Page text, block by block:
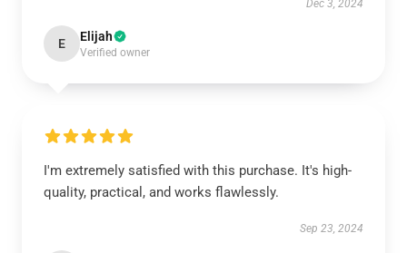
Dec 3, 2024
E Elijah
Verified owner
I'm extremely satisfied with this purchase. It's high-
quality, practical, and works flawlessly.
Sep 23, 2024